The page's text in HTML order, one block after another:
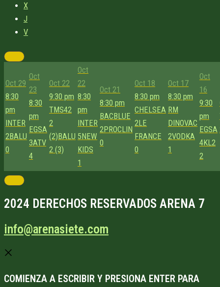
X
J
V
Oct 29
8:30
pm
INTER
2BALU
0
Oct
23
8:30
pm
EGSA
3ATV
4
Oct 22
9:30 pm
TMS42
2
(2)BALU
2 (3)
Oct
22
8:30
pm
INTER
5NEW
KIDS
1
Oct 21
8:30 pm
BACBLUE
2PROCLIN
0
Oct 18
8:30 pm
CHELSEA
2LE
FRANCE
0
Oct 17
8:30 pm
RM
DINOVAC
2VODKA
1
Oct
16
9:30
pm
EGSA
4KL2
2
2024 DERECHOS RESERVADOS ARENA 7
info@arenasiete.com
COMIENZA A ESCRIBIR Y PRESIONA ENTER PARA